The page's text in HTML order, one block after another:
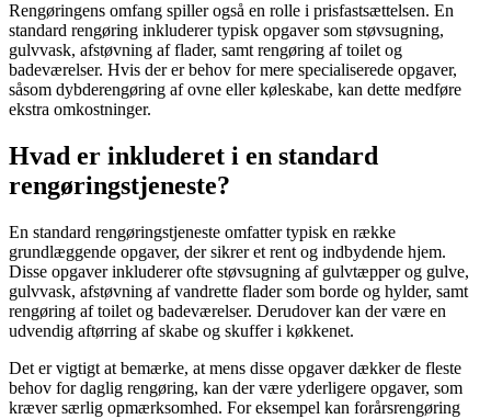
Rengøringens omfang spiller også en rolle i prisfastsættelsen. En
standard rengøring inkluderer typisk opgaver som støvsugning,
gulvvask, afstøvning af flader, samt rengøring af toilet og
badeværelser. Hvis der er behov for mere specialiserede opgaver,
såsom dybderengøring af ovne eller køleskabe, kan dette medføre
ekstra omkostninger.
Hvad er inkluderet i en standard
rengøringstjeneste?
En standard rengøringstjeneste omfatter typisk en række
grundlæggende opgaver, der sikrer et rent og indbydende hjem.
Disse opgaver inkluderer ofte støvsugning af gulvtæpper og gulve,
gulvvask, afstøvning af vandrette flader som borde og hylder, samt
rengøring af toilet og badeværelser. Derudover kan der være en
udvendig aftørring af skabe og skuffer i køkkenet.
Det er vigtigt at bemærke, at mens disse opgaver dækker de fleste
behov for daglig rengøring, kan der være yderligere opgaver, som
kræver særlig opmærksomhed. For eksempel kan forårsrengøring